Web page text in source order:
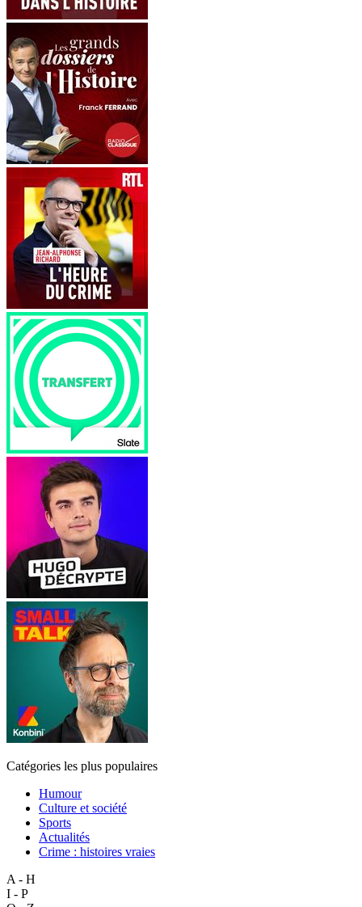
Catégories les plus populaires
Humour
Culture et société
Sports
Actualités
Crime : histoires vraies
A - H
I - P